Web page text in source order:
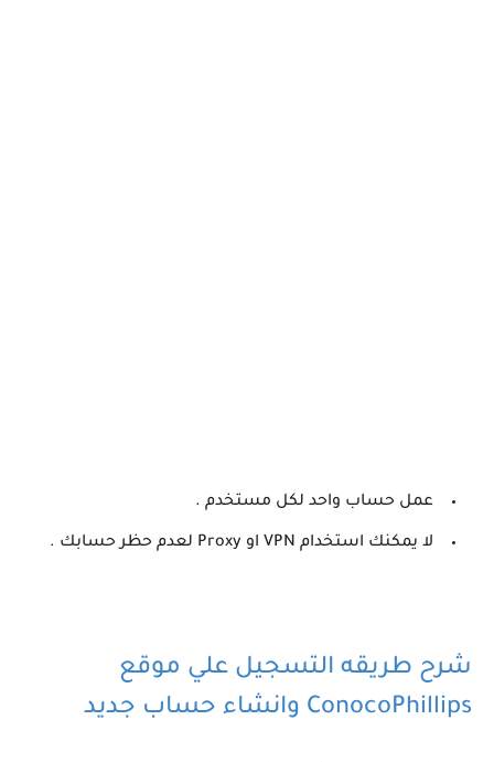
عمل حساب واحد لكل مستخدم .
لا يمكنك استخدام VPN او Proxy لعدم حظر حسابك .
شرح طريقه التسجيل علي موقع
ConocoPhillips وانشاء حساب جديد